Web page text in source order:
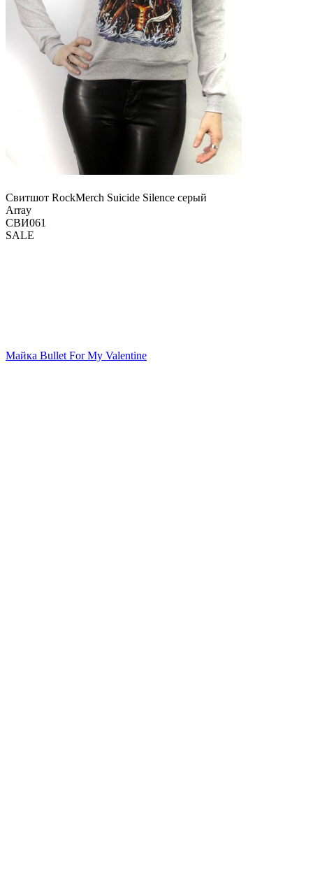
Свитшот RockMerch Suicide Silence серый
Array
СВИ061
SALE
Майка Bullet For My Valentine